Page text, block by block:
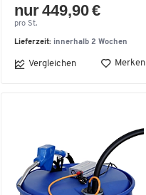
nur 449,90 €
pro St.
Lieferzeit: innerhalb 2 Wochen
Vergleichen Merken